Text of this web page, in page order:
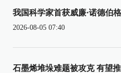
我国科学家首获威廉·诺德伯
2026-08-05 07:40
石墨烯堆垛难题被攻克 有望